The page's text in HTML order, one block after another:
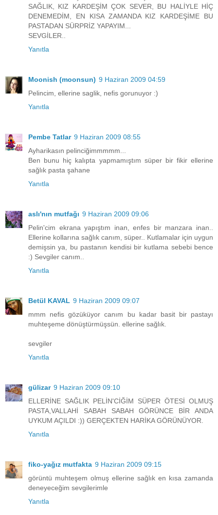
SAĞLIK, KIZ KARDEŞİM ÇOK SEVER, BU HALİYLE HİÇ
DENEMEDİM, EN KISA ZAMANDA KIZ KARDEŞİME BU
PASTADAN SÜRPRİZ YAPAYIM...
SEVGİLER..
Yanıtla
Moonish (moonsun) 9 Haziran 2009 04:59
Pelincim, ellerine saglik, nefis gorunuyor :)
Yanıtla
Pembe Tatlar 9 Haziran 2009 08:55
Ayharikasın pelinciğimmmmm...
Ben bunu hiç kalıpta yapmamıştım süper bir fikir ellerine
sağlık pasta şahane
Yanıtla
aslı'nın mutfağı 9 Haziran 2009 09:06
Pelin'cim ekrana yapıştım inan, enfes bir manzara inan..
Ellerine kollarına sağlık canım, süper.. Kutlamalar için uygun
demişsin ya, bu pastanın kendisi bir kutlama sebebi bence
:) Sevgiler canım..
Yanıtla
Betül KAVAL 9 Haziran 2009 09:07
mmm nefis gözüküyor canım bu kadar basit bir pastayı
muhteşeme dönüştürmüşsün. ellerine sağlık.
sevgiler
Yanıtla
gülizar 9 Haziran 2009 09:10
ELLERİNE SAĞLIK PELİN'CİĞİM SÜPER ÖTESİ OLMUŞ
PASTA,VALLAHİ SABAH SABAH GÖRÜNCE BİR ANDA
UYKUM AÇILDI :)) GERÇEKTEN HARİKA GÖRÜNÜYOR.
Yanıtla
fiko-yağız mutfakta 9 Haziran 2009 09:15
görüntü muhteşem olmuş ellerine sağlık en kısa zamanda
deneyeceğim sevgilerimle
Yanıtla